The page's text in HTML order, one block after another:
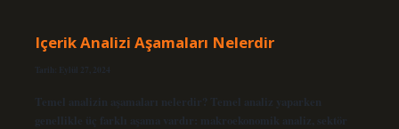
Içerik Analizi Aşamaları Nelerdir
Tarih: Eylül 27, 2024
Temel analizin aşamaları nelerdir? Temel analiz yaparken
genellikle üç farklı aşama vardır: makroekonomik analiz, sektör